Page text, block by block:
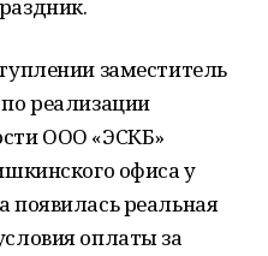
заместитель
реализации
ООО «ЭСКБ»
офиса у
появилась реальная
оплаты за